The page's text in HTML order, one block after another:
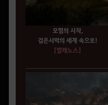
모험의 시작,
검은사막의 세계 속으로!
[발레노스]